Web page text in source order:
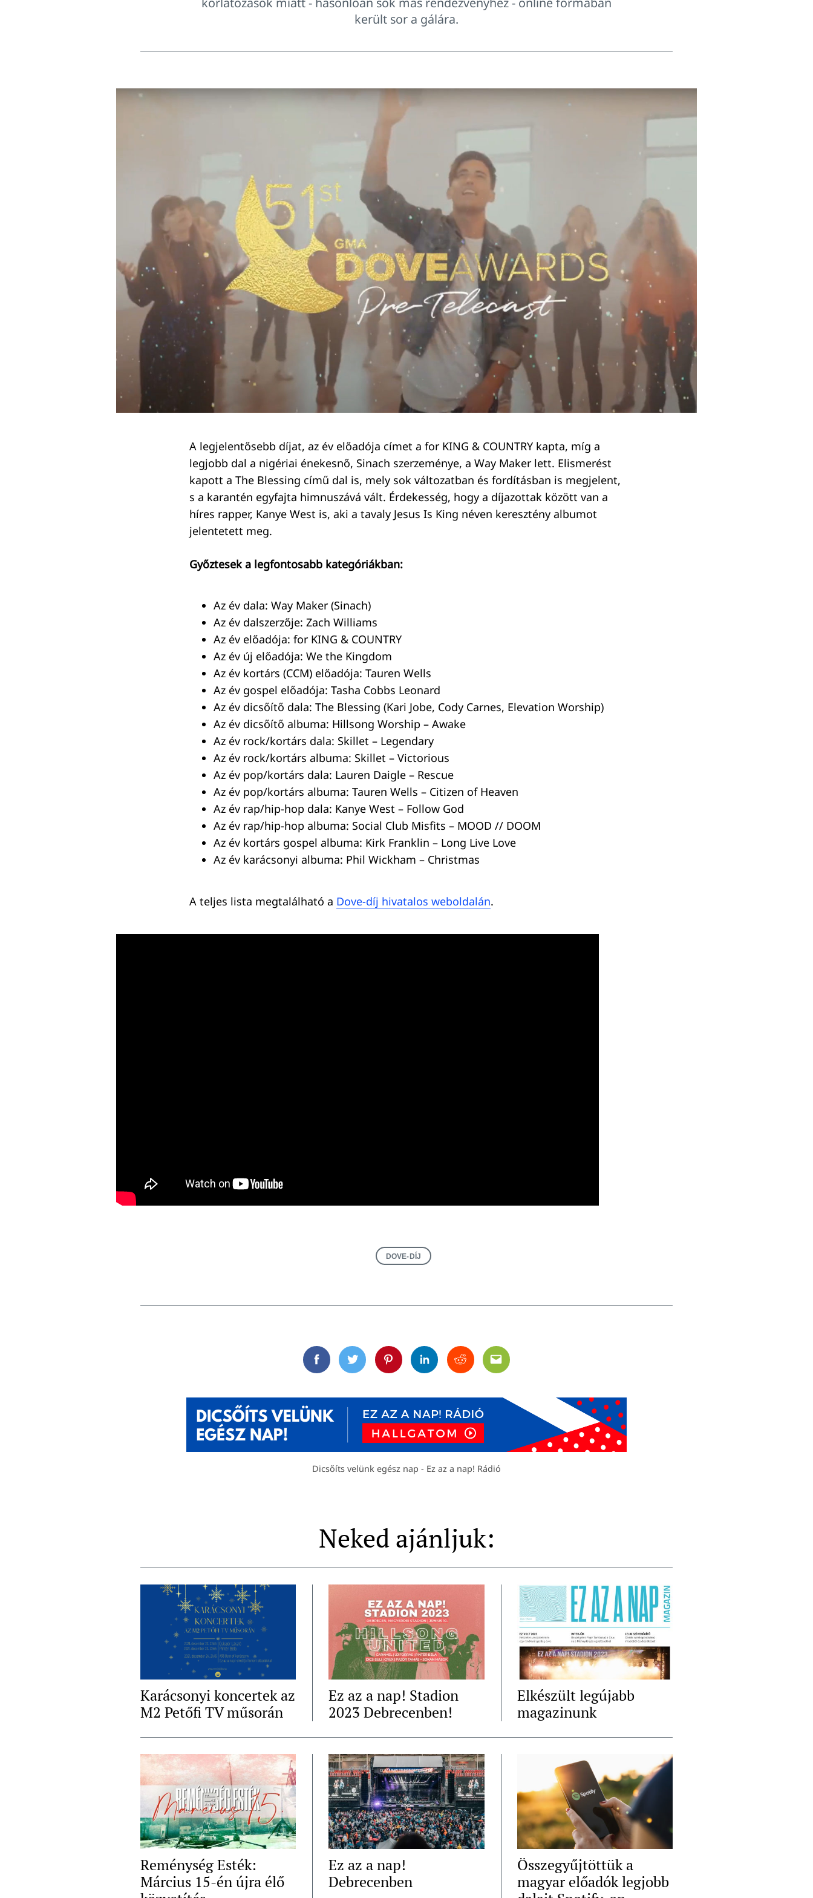
került sor a gálára.
A legjelentősebb díjat, az év előadója címet a for KING & COUNTRY kapta, míg a
legjobb dal a nigériai énekesnő, Sinach szerzeménye, a Way Maker lett. Elismerést
kapott a The Blessing című dal is, mely sok változatban és fordításban is megjelent,
s a karantén egyfajta himnuszává vált. Érdekesség, hogy a díjazottak között van a
híres rapper, Kanye West is, aki a tavaly Jesus Is King néven keresztény albumot
jelentetett meg.
Győztesek a legfontosabb kategóriákban:
Az év dala: Way Maker (Sinach)
Az év dalszerzője: Zach Williams
Az év előadója: for KING & COUNTRY
Az év új előadója: We the Kingdom
Az év kortárs (CCM) előadója: Tauren Wells
Az év gospel előadója: Tasha Cobbs Leonard
Az év dicsőítő dala: The Blessing (Kari Jobe, Cody Carnes, Elevation Worship)
Az év dicsőítő albuma: Hillsong Worship – Awake
Az év rock/kortárs dala: Skillet – Legendary
Az év rock/kortárs albuma: Skillet – Victorious
Az év pop/kortárs dala: Lauren Daigle – Rescue
Az év pop/kortárs albuma: Tauren Wells – Citizen of Heaven
Az év rap/hip-hop dala: Kanye West – Follow God
Az év rap/hip-hop albuma: Social Club Misfits – MOOD // DOOM
Az év kortárs gospel albuma: Kirk Franklin – Long Live Love
Az év karácsonyi albuma: Phil Wickham – Christmas
A teljes lista megtalálható a Dove-díj hivatalos weboldalán.
DOVE-DÍJ
FacebookTwitterPinterestLinkedinRedditEmail
Dicsőíts velünk egész nap - Ez az a nap! Rádió
Neked ajánljuk:
Karácsonyi koncertek az
M2 Petőfi TV műsorán
Ez az a nap! Stadion
2023 Debrecenben!
Elkészült legújabb
magazinunk
Reménység Esték:
Március 15-én újra élő
Ez az a nap!
Debrecenben
Összegyűjtöttük a
magyar előadók legjobb